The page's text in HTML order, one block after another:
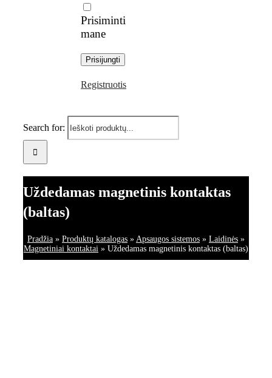
Prisiminti
mane
Registruotis
Search for:
Uždedamas magnetinis kontaktas
(baltas)
Pradžia » Produktų katalogas » Apsaugos sistemos » Laidinės »
Magnetiniai kontaktai » Uždedamas magnetinis kontaktas (baltas)